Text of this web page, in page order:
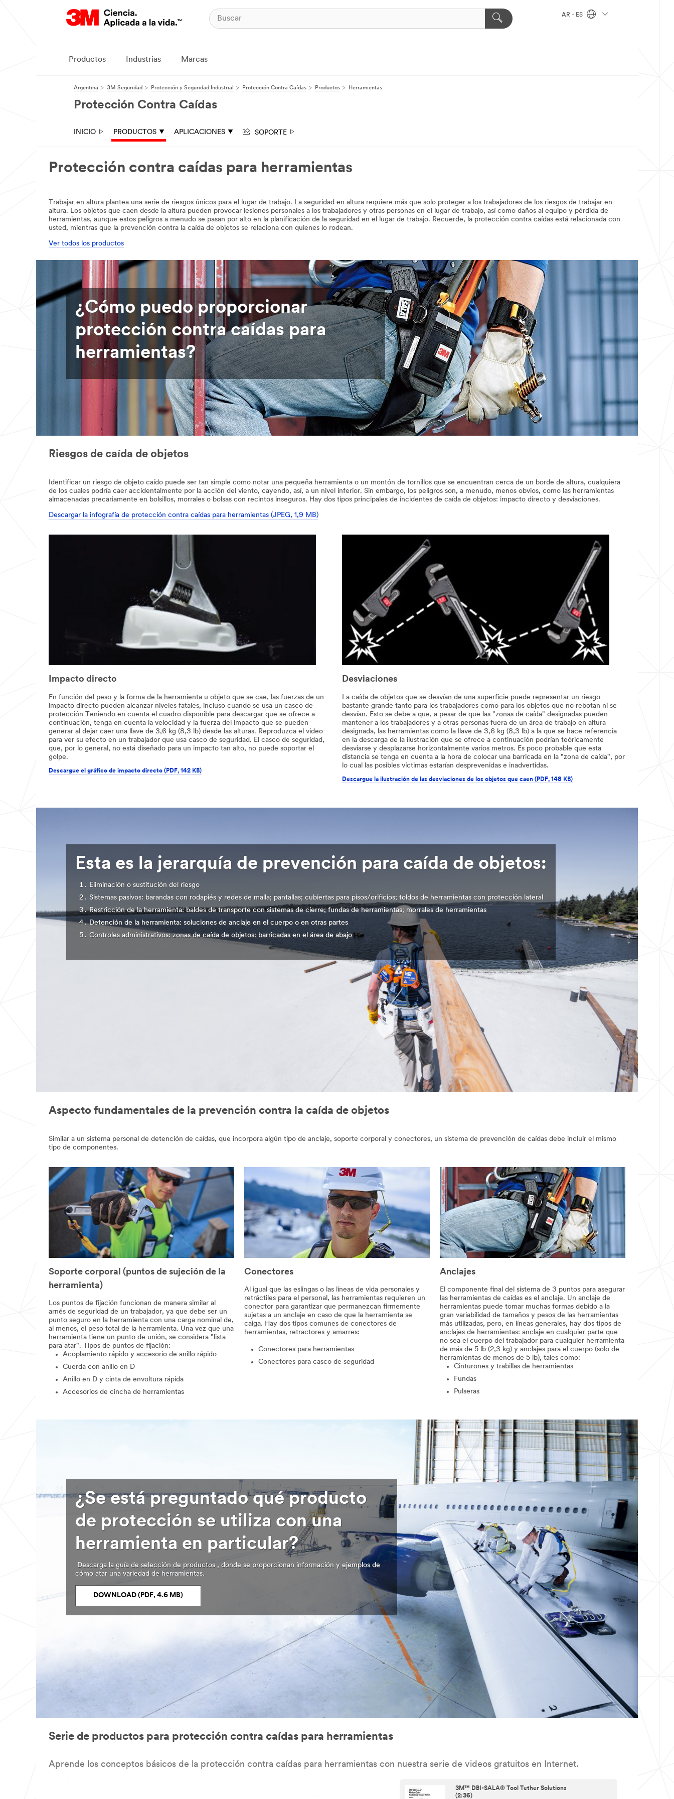
AR - ES
Productos Industrias Marcas
Argentina 3M Seguridad Protección y Seguridad Industrial Protección Contra Caídas Productos Herramientas
Protección Contra Caídas
INICIO PRODUCTOS APLICACIONES SOPORTE
Protección contra caídas para herramientas
Trabajar en altura plantea una serie de riesgos únicos para el lugar de trabajo. La seguridad en altura requiere más que solo proteger a los trabajadores de los riesgos de trabajar en
altura. Los objetos que caen desde la altura pueden provocar lesiones personales a los trabajadores y otras personas en el lugar de trabajo, así como daños al equipo y pérdida de
herramientas, aunque estos peligros a menudo se pasan por alto en la planificación de la seguridad en el lugar de trabajo. Recuerde, la protección contra caídas está relacionada con
usted, mientras que la prevención contra la caída de objetos se relaciona con quienes lo rodean.
Ver todos los productos
¿Cómo puedo proporcionar
protección contra caídas para
herramientas?
Riesgos de caída de objetos
Identificar un riesgo de objeto caído puede ser tan simple como notar una pequeña herramienta o un montón de tornillos que se encuentran cerca de un borde de altura, cualquiera
de los cuales podría caer accidentalmente por la acción del viento, cayendo, así, a un nivel inferior. Sin embargo, los peligros son, a menudo, menos obvios, como las herramientas
almacenadas precariamente en bolsillos, morrales o bolsas con recintos inseguros. Hay dos tipos principales de incidentes de caída de objetos: impacto directo y desviaciones.
Descargar la infografía de protección contra caídas para herramientas (JPEG, 1,9 MB)
Impacto directo
En función del peso y la forma de la herramienta u objeto que se cae, las fuerzas de un
impacto directo pueden alcanzar niveles fatales, incluso cuando se usa un casco de
protección Teniendo en cuenta el cuadro disponible para descargar que se ofrece a
continuación, tenga en cuenta la velocidad y la fuerza del impacto que se pueden
generar al dejar caer una llave de 3,6 kg (8,3 lb) desde las alturas. Reproduzca el video
para ver su efecto en un trabajador que usa casco de seguridad. El casco de seguridad,
que, por lo general, no está diseñado para un impacto tan alto, no puede soportar el
golpe.
Descargue el gráfico de impacto directo (PDF, 142 KB)
Desviaciones
La caída de objetos que se desvían de una superficie puede representar un riesgo
bastante grande tanto para los trabajadores como para los objetos que no rebotan ni se
desvían. Esto se debe a que, a pesar de que las "zonas de caída" designadas pueden
mantener a los trabajadores y a otras personas fuera de un área de trabajo en altura
designada, las herramientas como la llave de 3,6 kg (8,3 lb) a la que se hace referencia
en la descarga de la ilustración que se ofrece a continuación podrían teóricamente
desviarse y desplazarse horizontalmente varios metros. Es poco probable que esta
distancia se tenga en cuenta a la hora de colocar una barricada en la "zona de caída", por
lo cual las posibles víctimas estarían desprevenidas e inadvertidas.
Descargue la ilustración de las desviaciones de los objetos que caen (PDF, 148 KB)
Esta es la jerarquía de prevención para caída de objetos:
Eliminación o sustitución del riesgo
Sistemas pasivos: barandas con rodapiés y redes de malla; pantallas; cubiertas para pisos/orificios; toldos de herramientas con protección lateral
Restricción de la herramienta: baldes de transporte con sistemas de cierre; fundas de herramientas; morrales de herramientas
Detención de la herramienta: soluciones de anclaje en el cuerpo o en otras partes
Controles administrativos: zonas de caída de objetos: barricadas en el área de abajo
Aspecto fundamentales de la prevención contra la caída de objetos
Similar a un sistema personal de detención de caídas, que incorpora algún tipo de anclaje, soporte corporal y conectores, un sistema de prevención de caídas debe incluir el mismo
tipo de componentes.
Soporte corporal (puntos de sujeción de la
herramienta)
Los puntos de fijación funcionan de manera similar al
arnés de seguridad de un trabajador, ya que debe ser un
punto seguro en la herramienta con una carga nominal de,
al menos, el peso total de la herramienta. Una vez que una
herramienta tiene un punto de unión, se considera "lista
para atar". Tipos de puntos de fijación:
Acoplamiento rápido y accesorio de anillo rápido
Cuerda con anillo en D
Anillo en D y cinta de envoltura rápida
Accesorios de cincha de herramientas
Conectores
Al igual que las eslingas o las líneas de vida personales y
retráctiles para el personal, las herramientas requieren un
conector para garantizar que permanezcan firmemente
sujetas a un anclaje en caso de que la herramienta se
caiga. Hay dos tipos comunes de conectores de
herramientas, retractores y amarres:
Conectores para herramientas
Conectores para casco de seguridad
Anclajes
El componente final del sistema de 3 puntos para asegurar
las herramientas de caídas es el anclaje. Un anclaje de
herramientas puede tomar muchas formas debido a la
gran variabilidad de tamaños y pesos de las herramientas
más utilizadas, pero, en líneas generales, hay dos tipos de
anclajes de herramientas: anclaje en cualquier parte que
no sea el cuerpo del trabajador para cualquier herramienta
de más de 5 lb (2,3 kg) y anclajes para el cuerpo (solo de
herramientas de menos de 5 lb), tales como:
Cinturones y trabillas de herramientas
Fundas
Pulseras
¿Se está preguntado qué producto
de protección se utiliza con una
herramienta en particular?
Descarga la guía de selección de productos , donde se proporcionan información y ejemplos de
cómo atar una variedad de herramientas.
DOWNLOAD (PDF, 4.6 MB)
Serie de productos para protección contra caídas para herramientas
Aprende los conceptos básicos de la protección contra caídas para herramientas con nuestra serie de videos gratuitos en Internet.
3M™ DBI-SALA® Tool Tether Solutions
(2:36)